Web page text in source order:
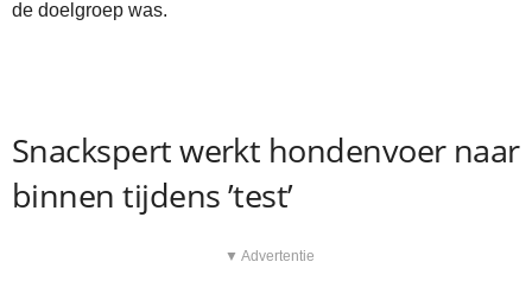
de doelgroep was.
Snackspert werkt hondenvoer naar
binnen tijdens ’test’
▼ Advertentie